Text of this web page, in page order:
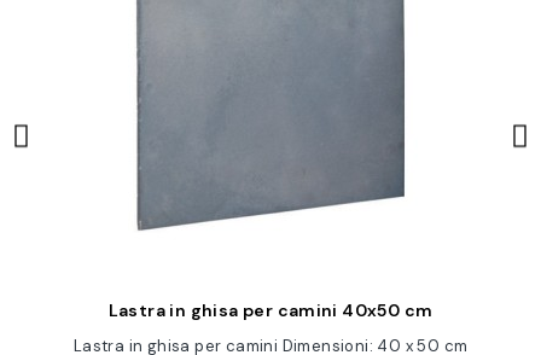
Anteprima
Lastra in ghisa per camini 40x50 cm
Lastra in ghisa per camini Dimensioni: 40 x 50 cm